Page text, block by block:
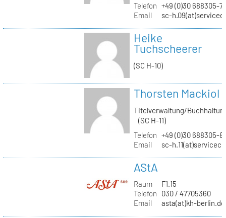
Telefon +49 (0)30 688305-
Email
sc-
Heike
Tuchscheerer
(SC H-10)
Thorsten Mackiol
Titelverwaltung/
(SC H-11)
Telefon +49 (0)30 688305-
Email
sc-
AStA
Raum
F1.15
Telefon
030 / 47705360
Email
asta(at)kh-berlin.de